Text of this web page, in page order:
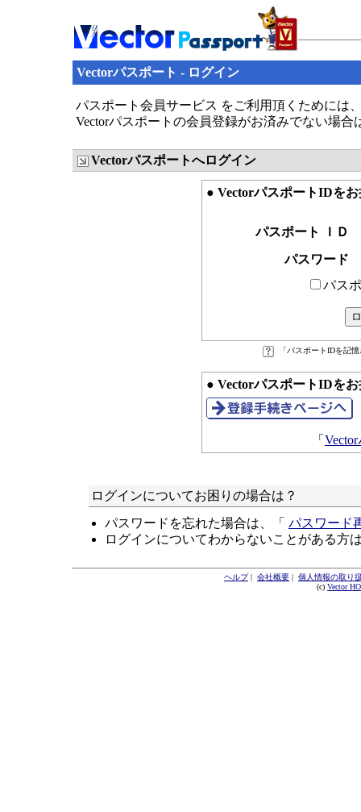
Vectorパスポート - ログイン
パスポート会員サービス をご利用頂くためには
Vectorパスポートの会員登録がお済みでない場
Vectorパスポートへログイン
● VectorパスポートIDを
パスポート ＩＤ
パスワード
パス
「パスポートIDを記
● VectorパスポートIDを
「
ログインについてお困りの場合は？
パスワードを忘れた場合は、「 パスワード
ログインについてわからないことがある方
ヘルプ| 会社概要 | 個人情報の取り
(c) Vector